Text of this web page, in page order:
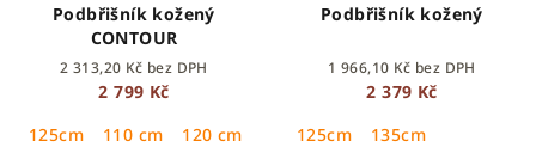
Podbřišník kožený
CONTOUR
2 313,20 Kč bez DPH
2 799 Kč
125cm
110 cm 120 cm 130 cm 140 cm 115 cm
Podbřišník kožený
1 966,10 Kč bez DPH
2 379 Kč
125cm
135cm